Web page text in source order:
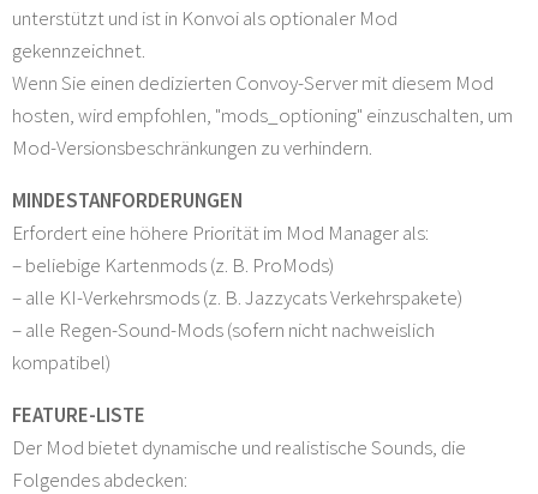
unterstützt und ist in Konvoi als optionaler Mod
gekennzeichnet.
Wenn Sie einen dedizierten Convoy-Server mit diesem Mod
hosten, wird empfohlen, "mods_optioning" einzuschalten, um
Mod-Versionsbeschränkungen zu verhindern.
MINDESTANFORDERUNGEN
Erfordert eine höhere Priorität im Mod Manager als:
– beliebige Kartenmods (z. B. ProMods)
– alle KI-Verkehrsmods (z. B. Jazzycats Verkehrspakete)
– alle Regen-Sound-Mods (sofern nicht nachweislich
kompatibel)
FEATURE-LISTE
Der Mod bietet dynamische und realistische Sounds, die
Folgendes abdecken: